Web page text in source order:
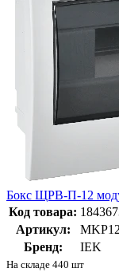
Бокс ЩРВ-П-12
Код товара:
Артикул:
Бренд:
IEK
На складе 440 шт